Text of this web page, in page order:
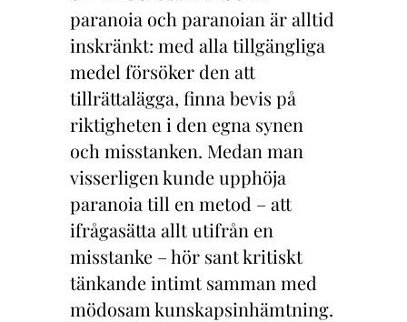
paranoia och paranoian är alltid
inskränkt: med alla tillgängliga
medel försöker den att
tillrättalägga, finna bevis på
riktigheten i den egna synen
och misstanken. Medan man
visserligen kunde upphöja
paranoia till en metod – att
ifrågasätta allt utifrån en
misstanke – hör sant kritiskt
tänkande intimt samman med
mödosam kunskapsinhämtning.